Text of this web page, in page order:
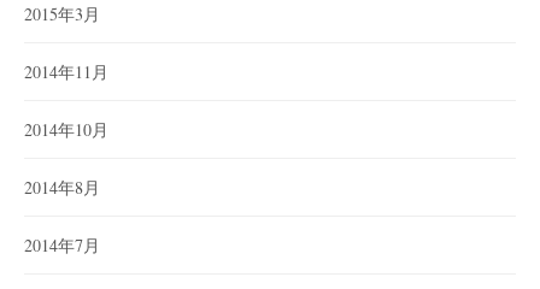
2015年3月
2014年11月
2014年10月
2014年8月
2014年7月